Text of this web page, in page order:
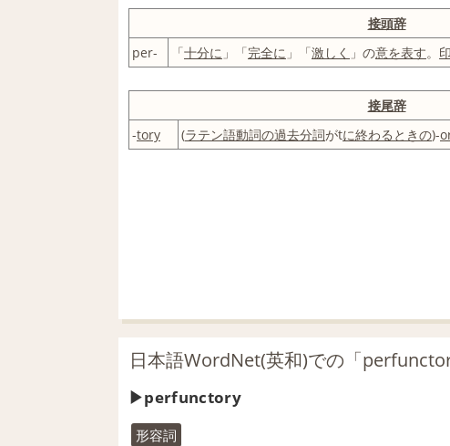
接頭辞
per-
「十分に 」「完全に 」「激しく 」の意を表す。
接尾辞
-tory (ラテン語動詞の過去分詞がtに終わる ときの)-
日本語WordNet(英和)での「
perfunctory
形容詞